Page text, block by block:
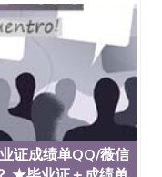
San Jose State
State
Jose State
State
Jose State
Jose State
（San Jose
历（ San Jose
历（San Jose
历（San Jose
证成绩单QQ/薇信